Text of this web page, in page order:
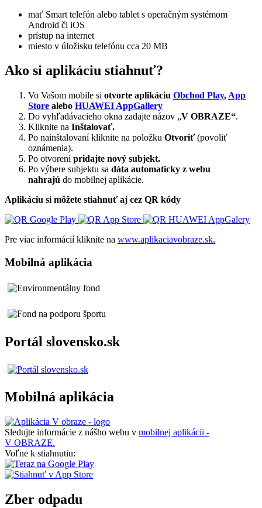
mať Smart telefón alebo tablet s operačným systémom
Android či iOS
prístup na internet
miesto v úložisku telefónu cca 20 MB
Ako si aplikáciu stiahnuť?
Vo Vašom mobile si otvorte aplikáciu Obchod Play, App
Store alebo HUAWEI AppGallery
Do vyhľadávacieho okna zadajte názov „V OBRAZE“.
Kliknite na Inštalovať.
Po nainštalovaní kliknite na položku Otvoriť(povoliť
oznámenia).
Po otvorenípridajte nový subjekt.
Po výbere subjektu sa dáta automaticky z webu
nahrajú do mobilnej aplikácie.
Aplikáciu si môžete stiahnuť aj cez QR kódy
Pre viac informácií kliknite na www.aplikaciavobraze.sk.
Mobilná aplikácia
Portál slovensko.sk
Mobilná aplikácia
Sledujte informácie z nášho webu v mobilnej aplikácii -
V OBRAZE.
Voľne k stiahnutiu:
Zber odpadu